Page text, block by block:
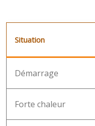
Situation
Démarrage
Forte chaleur